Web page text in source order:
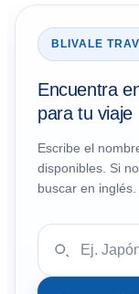
BLIVALE
Encuentra
para tu viaje
Escribe el
disponibles. Si
buscar en inglés.